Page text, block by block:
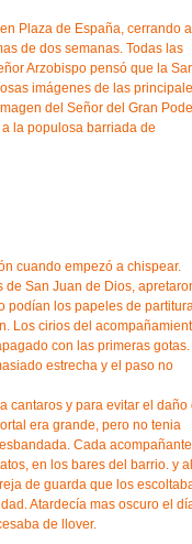
Plaza de España, cerrando
de dos semanas. Todas las
Arzobispo pensó que la
imágenes de las
del Señor del Gran
la populosa barriada de
cuando empezó a chispear.
de San Juan de Dios,
podían los papeles de
Los cirios del
con las primeras gotas.
estrecha y el paso no
cantaros y para evitar el daño
era grande, pero no tenia
Cada acompañante
en los bares del barrio. y
de guarda que los
Atardecía mas oscuro el
de llover.